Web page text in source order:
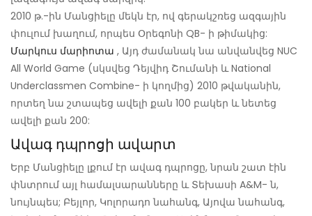
2010 թ.-ին Մանցիելը մեկն էր, ով գերակշռեց ազգային
փուլում խաղում, որպես Օրեգոնի QB- ի թիմակից:
Մարկուս մարիոտա , Այդ ժամանակ նա անվանվեց NUC
All World Game (սկսվեց Դեյվիդ Շումանի և National
Underclassmen Combine- ի կողմից) 2010 թվականին,
որտեղ նա շտապեց ավելի քան 100 բակեր և նետեց
ավելի քան 200:
Ավագ դպրոցի ավարտ
Երբ Մանցիելը լքում էր ավագ դպրոցը, նրան շատ էին
փնտրում այլ համալսարանները և Տեխասի A&M- ն,
նույնպես; Բեյլոր, Կոլորադո նահանգ, Այովա նահանգ,